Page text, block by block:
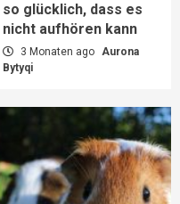
so glücklich, dass es
nicht aufhören kann
3 Monaten ago Aurona
Bytyqi